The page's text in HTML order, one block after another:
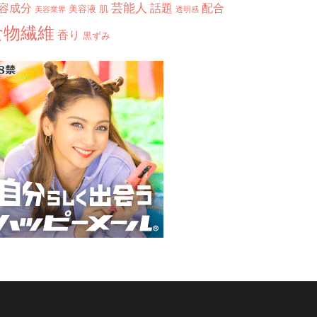
成分 美容業界 美容液 肌 芸能人 話題 透明感 配合
繊維 香り 黒ずみ